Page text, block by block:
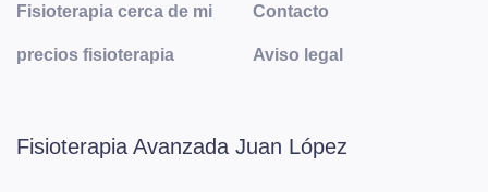
Fisioterapia cerca de mi
precios fisioterapia
Contacto
Aviso legal
Fisioterapia Avanzada Juan López